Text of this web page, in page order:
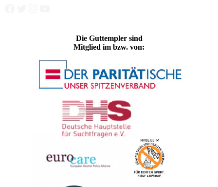
Die Guttempler sind
Mitglied im bzw. von: